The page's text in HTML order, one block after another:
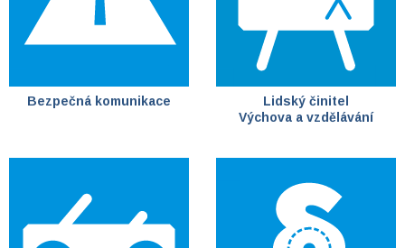
Bezpečná komunikace
Lidský činitel
Výchova a vzdělávání